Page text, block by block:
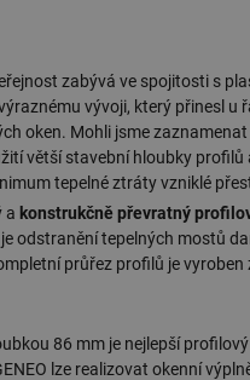
zabývá ve spojitosti s
vývoji, který přinesl
oken. Mohli jsme
větší stavební hloubky
tepelné ztráty vzniklé
a konstrukčně převratný
odstranění tepelných mostů
průřez profilů je
86 mm je nejlepší
lze realizovat okenní